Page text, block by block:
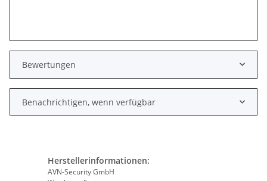
Bewertungen
Benachrichtigen, wenn verfügbar
Herstellerinformationen:
AVN-Security GmbH